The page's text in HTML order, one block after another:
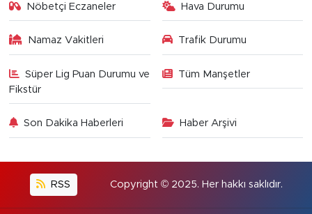
Nöbetçi Eczaneler Hava Durumu
Namaz Vakitleri Trafik Durumu
Süper Lig Puan Durumu ve
Fikstür
Tüm Manşetler
Son Dakika Haberleri Haber Arşivi
RSS Copyright © 2025. Her hakkı saklıdır.